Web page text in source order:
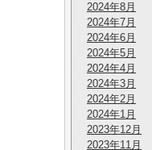
2024年8月
2024年7月
2024年6月
2024年5月
2024年4月
2024年3月
2024年2月
2024年1月
2023年12月
2023年11月